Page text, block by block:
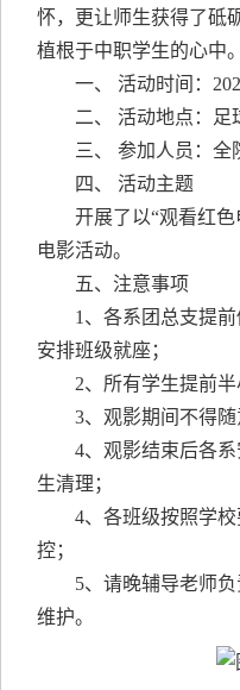
怀，更让师生获得了砥
植根于中职学生的心中
一、 活动时间：
二、 活动地点：足
三、 参加人员： 全
四、 活动主题
开展了以“观看红
电影活动。
五、注意事项
1、各系团总支提
安排班级就座；
2、所有学生提前半
3、观影期间不得随
4、观影结束后各
生清理；
4、各班级按照学
控；
5、请晚辅导老师
维护。